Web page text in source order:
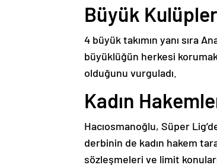
Büyük
4 büyük takımın yanı sıra
büyüklüğün herkesi
olduğunu vurguladı.
Kadın
Hacıosmanoğlu, Süper
derbinin de kadın hakem
sözleşmeleri ve limit